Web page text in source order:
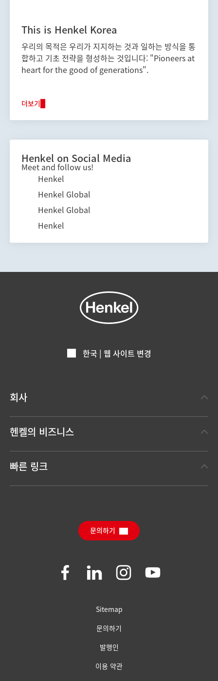
This is Henkel Korea
우리의 목적은 우리가 지지하는 것과 일하는 방식을 통
합하고 기초 전략을 형성하는 것입니다: "Pioneers at
heart for the good of generations".
더보기
Henkel on Social Media
Meet and follow us!
Henkel
Henkel Global
Henkel Global
Henkel
한국 | 웹 사이트 변경
회사
한눈에 보는 헨켈
보도 자료
Sustainable Impact Report(영문)
헨켈의 비즈니스
(Henkel Adhesive Technologies)
헨켈 컨슈머 브랜드
SDS, TDS, RoHS, 제품 정보
빠른 링크
문의하기
Join
Join
on
Join
on
Join
on
Sitemap
문의하기
발행인
이용 약관